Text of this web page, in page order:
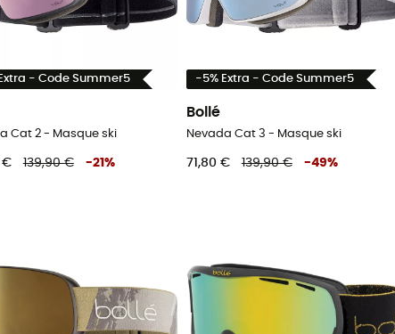
- Code Summer5
Cat 2 - Masque ski
€ 139,90 € -21 %
-5% Extra - Code Summer5
Bollé
Nevada Cat 3 - Masque ski
71,80 € 139,90 € -49%